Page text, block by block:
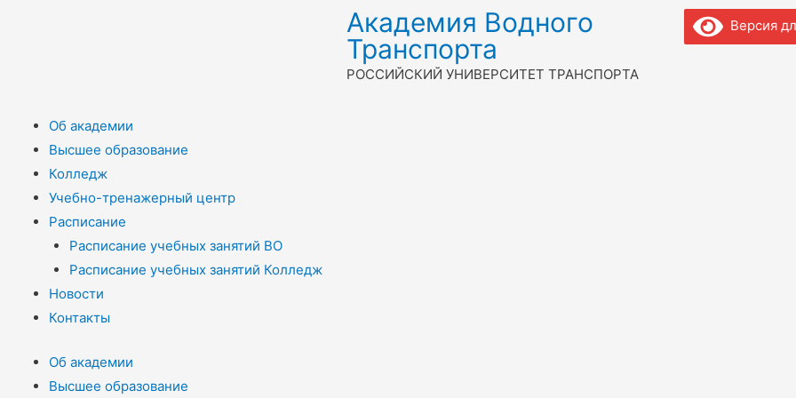
Академия Водного
Транспорта
РОССИЙСКИЙ УНИВЕРСИТЕТ ТРАНСПОРТА
Версия
Об академии
Высшее образование
Колледж
Учебно-тренажерный центр
Расписание
Расписание учебных занятий ВО
Расписание учебных занятий Колледж
Новости
Контакты
Об академии
Высшее образование